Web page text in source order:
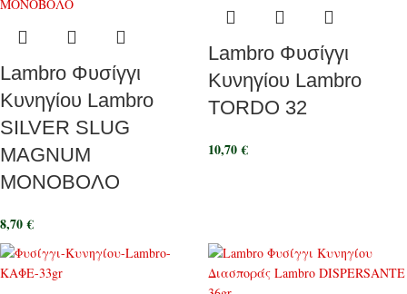
Lambro Φυσίγγι
Κυνηγίου Lambro
SILVER SLUG
MAGNUM
ΜΟΝΟΒΟΛΟ
8,70€
Lambro Φυσίγγι
Κυνηγίου Lambro
TORDO 32
10,70€